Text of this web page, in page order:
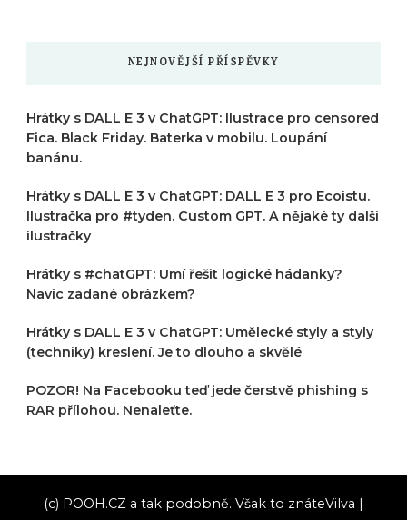
NEJNOVĚJŠÍ PŘÍSPĚVKY
Hrátky s DALL E 3 v ChatGPT: Ilustrace pro censored
Fica. Black Friday. Baterka v mobilu. Loupání
banánu.
Hrátky s DALL E 3 v ChatGPT: DALL E 3 pro Ecoistu.
Ilustračka pro #tyden. Custom GPT. A nějaké ty další
ilustračky
Hrátky s #chatGPT: Umí řešit logické hádanky?
Navíc zadané obrázkem?
Hrátky s DALL E 3 v ChatGPT: Umělecké styly a styly
(techniky) kreslení. Je to dlouho a skvělé
POZOR! Na Facebooku teď jede čerstvě phishing s
RAR přílohou. Nenaleťte.
(c) POOH.CZ a tak podobně. Však to znáteVilva |